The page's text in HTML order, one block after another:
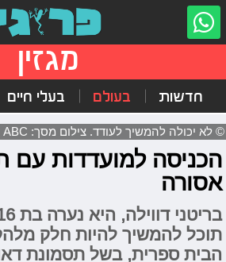
מגזין
חדשות בעולם בעלי חיים
© לא יכולה להמשיך לעודד. צילום מסך: ABC
הכניסה למועדדות עם
אסורה
תוכל להמשיך להיות חלק
הבית ספרית, בשל תסמונת